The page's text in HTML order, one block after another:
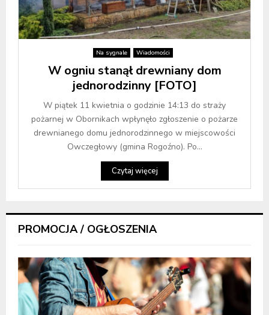
Na sygnale Wiadomości
W ogniu stanął drewniany dom
jednorodzinny [FOTO]
W piątek 11 kwietnia o godzinie 14:13 do straży
pożarnej w Obornikach wpłynęło zgłoszenie o pożarze
drewnianego domu jednorodzinnego w miejscowości
Owczegłowy (gmina Rogoźno). Po...
Czytaj więcej
PROMOCJA / OGŁOSZENIA